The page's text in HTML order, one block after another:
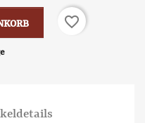
favorite_border